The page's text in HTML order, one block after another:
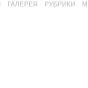
ГАЛЕРЕЯ РУБРИКИ